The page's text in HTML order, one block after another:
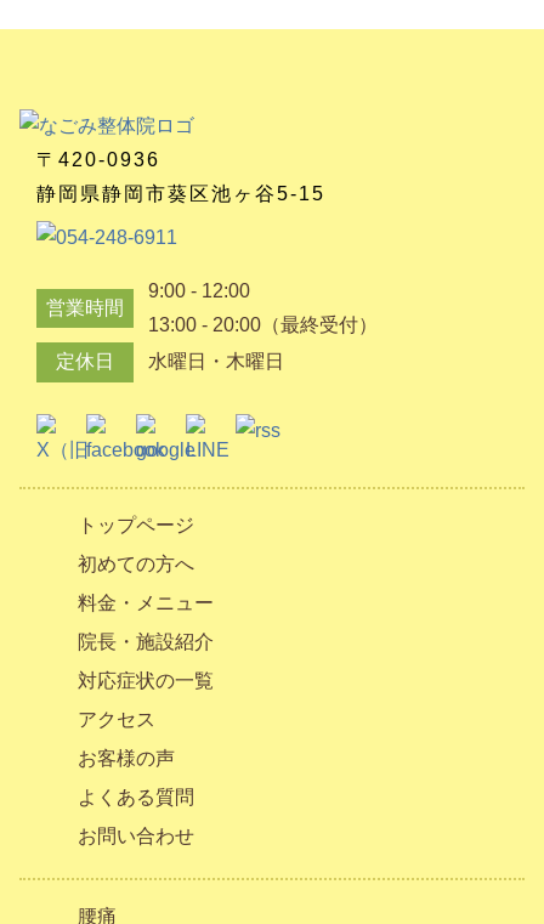
〒420-0936
静岡県静岡市葵区池ヶ谷5-15
営業時間
9:00 - 12:00
13:00 - 20:00（最終受付）
定休日
水曜日・木曜日
トップページ
初めての方へ
料金・メニュー
院長・施設紹介
対応症状の一覧
アクセス
お客様の声
よくある質問
お問い合わせ
腰痛